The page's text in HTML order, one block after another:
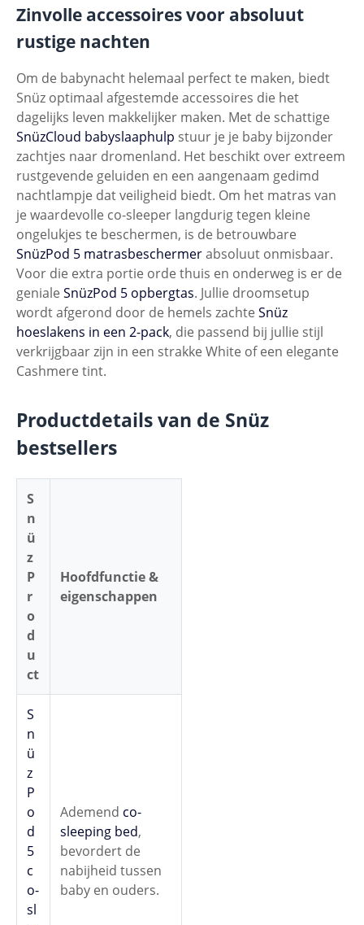
Zinvolle accessoires voor absoluut
rustige nachten
Om de babynacht helemaal perfect te maken, biedt
Snüz optimaal afgestemde accessoires die het
dagelijks leven makkelijker maken. Met de schattige
SnüzCloud babyslaaphulp stuur je je baby bijzonder
zachtjes naar dromenland. Het beschikt over extreem
rustgevende geluiden en een aangenaam gedimd
nachtlampje dat veiligheid biedt. Om het matras van
je waardevolle co-sleeper langdurig tegen kleine
ongelukjes te beschermen, is de betrouwbare
SnüzPod 5 matrasbeschermerabsoluut onmisbaar.
Voor die extra portie orde thuis en onderweg is er de
geniale SnüzPod 5 opbergtas. Jullie droomsetup
wordt afgerond door de hemels zachte Snüz
hoeslakens in een 2-pack, die passend bij jullie stijl
verkrijgbaar zijn in een strakke White of een elegante
Cashmere tint.
Productdetails van de Snüz
bestsellers
S
n
ü
z
P
r
o
d
u
ct
Hoofdfunctie &
eigenschappen
S
n
ü
z
P
o
d
5
c
o-
sl
Ademend co-
sleeping bed,
bevordert de
nabijheid tussen
baby en ouders.